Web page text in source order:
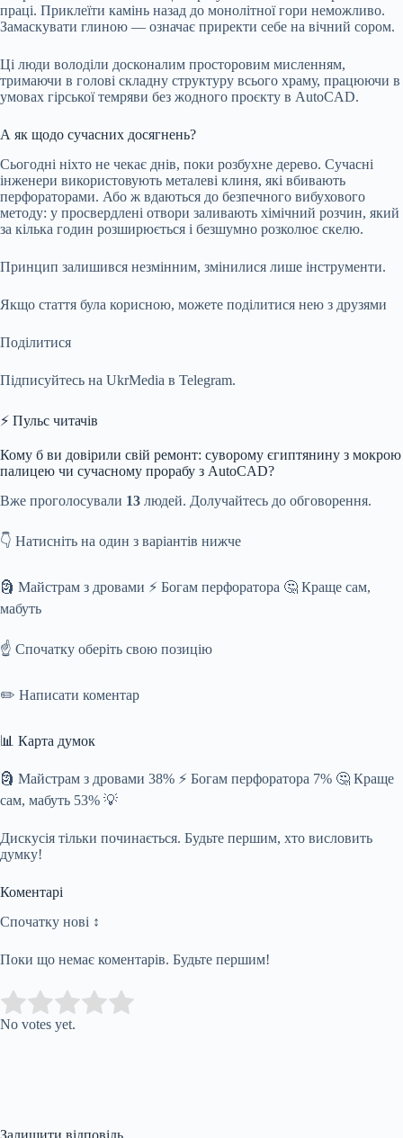
праці. Приклеїти камінь назад до монолітної гори неможливо.
Замаскувати глиною — означає приректи себе на вічний сором.
Ці люди володіли досконалим просторовим мисленням,
тримаючи в голові складну структуру всього храму, працюючи в
умовах гірської темряви без жодного проєкту в AutoCAD.
А як щодо сучасних досягнень?
Сьогодні ніхто не чекає днів, поки розбухне дерево. Сучасні
інженери використовують металеві клиня, які вбивають
перфораторами. Або ж вдаються до безпечного вибухового
методу: у просвердлені отвори заливають хімічний розчин, який
за кілька годин розширюється і безшумно розколює скелю.
Принцип залишився незмінним, змінилися лише інструменти.
Якщо стаття була корисною, можете поділитися нею з друзями
Поділитися
Підписуйтесь на UkrMedia в Telegram.
⚡ Пульс читачів
Кому б ви довірили свій ремонт: суворому єгиптянину з мокрою
палицею чи сучасному прорабу з AutoCAD?
Вже проголосували 13 людей. Долучайтесь до обговорення.
👇 Натисніть на один з варіантів нижче
🗿 Майстрам з дровами ⚡ Богам перфоратора 🤔 Краще сам,
мабуть
☝️ Спочатку оберіть свою позицію
✏️ Написати коментар
📊 Карта думок
🗿 Майстрам з дровами 38% ⚡ Богам перфоратора 7% 🤔 Краще
сам, мабуть 53% 💡
Дискусія тільки починається. Будьте першим, хто висловить
думку!
Коментарі
Спочатку нові ↕
Поки що немає коментарів. Будьте першим!
Rate this item:
No votes yet.
Залишити відповідь